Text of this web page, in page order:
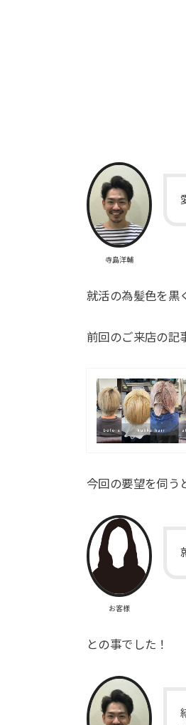
寺島洋輔
就活の為髪色を黒
前回のご来店の記
今回の要望を伺う
お客様
との事でした！